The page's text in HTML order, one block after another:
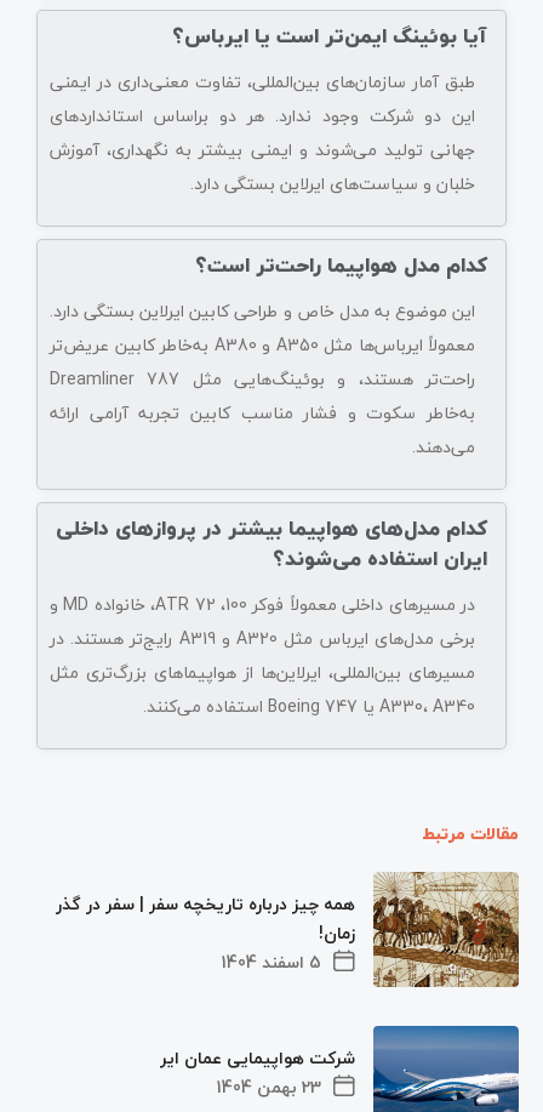
آیا بوئینگ ایمن‌تر است یا ایرباس؟
طبق آمار سازمان‌های بین‌المللی، تفاوت معنی‌داری در ایمنی
این دو شرکت وجود ندارد. هر دو براساس استانداردهای
جهانی تولید می‌شوند و ایمنی بیشتر به نگهداری، آموزش
خلبان و سیاست‌های ایرلاین بستگی دارد.
کدام مدل هواپیما راحت‌تر است؟
این موضوع به مدل خاص و طراحی کابین ایرلاین بستگی دارد.
معمولاً ایرباس‌ها مثل A350 و A380 به‌خاطر کابین عریض‌تر
راحت‌تر هستند، و بوئینگ‌هایی مثل 787 Dreamliner
به‌خاطر سکوت و فشار مناسب کابین تجربه آرامی ارائه
می‌دهند.
کدام مدل‌های هواپیما بیشتر در پروازهای داخلی
ایران استفاده می‌شوند؟
در مسیرهای داخلی معمولاً فوکر 100، ATR 72، خانواده MD و
برخی مدل‌های ایرباس مثل A320 و A319 رایج‌تر هستند. در
مسیرهای بین‌المللی، ایرلاین‌ها از هواپیماهای بزرگ‌تری مثل
A330، A340 یا Boeing 747 استفاده می‌کنند.
مقالات مرتبط
5 اسفند 1404
همه چیز درباره تاریخچه سفر | سفر در گذر
زمان!
23 بهمن 1404
شرکت هواپیمایی عمان ایر